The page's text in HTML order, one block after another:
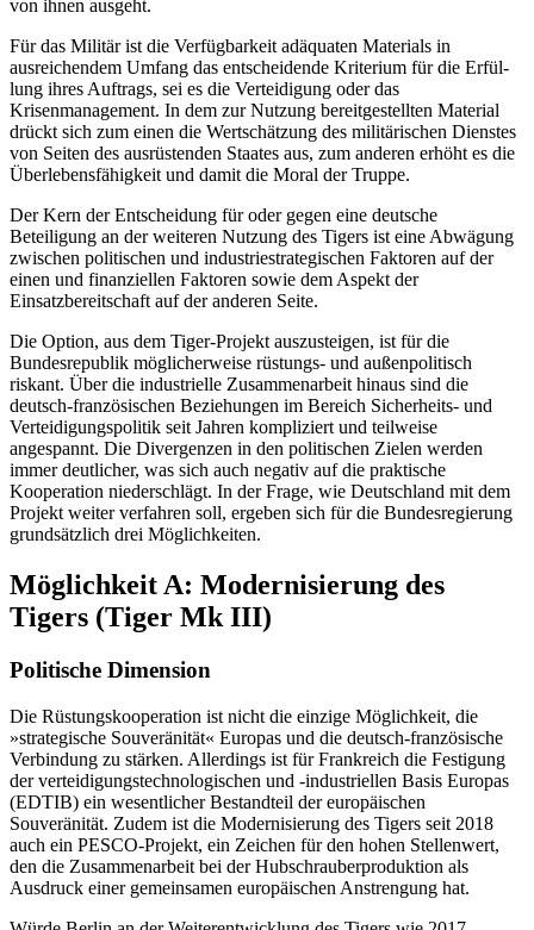
von ihnen ausgeht.
Für das Militär ist die Verfügbarkeit adä­quaten Materials in
ausreichendem Umfang das entscheidende Kriterium für die Erfül­
lung ihres Auftrags, sei es die Verteidigung oder das
Krisenmanagement. In dem zur Nutzung bereitgestellten Material
drückt sich zum einen die Wertschätzung des mili­tärischen Dienstes
von Seiten des ausrüsten­den Staates aus, zum anderen erhöht es die
Überlebensfähigkeit und damit die Moral der Truppe.
Der Kern der Entscheidung für oder gegen eine deutsche
Beteiligung an der wei­teren Nutzung des Tigers ist eine Abwägung
zwischen politischen und industriestrate­gischen Faktoren auf der
einen und finan­ziellen Faktoren sowie dem Aspekt der
Einsatzbereitschaft auf der anderen Seite.
Die Option, aus dem Tiger-Projekt aus­zusteigen, ist für die
Bundesrepublik mög­licherweise rüstungs- und außenpolitisch
riskant. Über die industrielle Zusammen­arbeit hinaus sind die
deutsch-französischen Beziehungen im Bereich Sicherheits- und
Verteidigungspolitik seit Jahren kom­pliziert und teilweise
angespannt. Die Divergenzen in den politischen Zielen werden
immer deut­licher, was sich auch negativ auf die praktische
Kooperation niederschlägt. In der Frage, wie Deutschland mit dem
Projekt weiter verfahren soll, ergeben sich für die Bundesregierung
grundsätzlich drei Mög­lichkeiten.
Möglichkeit A: Modernisierung des
Tigers (Tiger Mk III)
Politische Dimension
Die Rüstungskooperation ist nicht die ein­zige Möglichkeit, die
»strategische Souveränität« Europas und die deutsch-französische
Verbindung zu stärken. Allerdings ist für Frankreich die Festigung
der verteidigungstechnologischen und -industriellen Basis Europas
(EDTIB) ein wesentlicher Bestandteil der europäischen
Souveränität. Zudem ist die Modernisierung des Tigers seit 2018
auch ein PESCO-Projekt, ein Zeichen für den hohen Stellenwert,
den die Zusammen­arbeit bei der Hubschrauberproduktion als
Ausdruck einer gemeinsamen europäischen Anstrengung hat.